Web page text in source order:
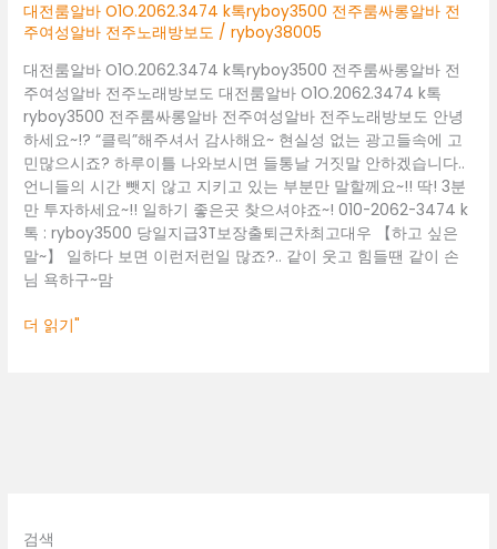
대전룸알바 O1O.2062.3474 k톡ryboy3500 전주룸싸롱알바 전
주여성알바 전주노래방보도 /ryboy38005
대전룸알바 O1O.2062.3474 k톡ryboy3500 전주룸싸롱알바 전
주여성알바 전주노래방보도 대전룸알바 O1O.2062.3474 k톡
ryboy3500 전주룸싸롱알바 전주여성알바 전주노래방보도 안녕
하세요~!? “클릭”해주셔서 감사해요~ 현실성 없는 광고들속에 고
민많으시죠? 하루이틀 나와보시면 들통날 거짓말 안하겠습니다..
언니들의 시간 뺏지 않고 지키고 있는 부분만 말할께요~!! 딱! 3분
만 투자하세요~!! 일하기 좋은곳 찾으셔야죠~! 010-2062-3474 k
톡 : ryboy3500 당일지급3T보장출퇴근차최고대우 【하고 싶은
말~】 일하다 보면 이런저런일 많죠?.. 같이 웃고 힘들땐 같이 손
님 욕하구~맘
바
전
주
노
래
방
보
도
더 읽기"
검색